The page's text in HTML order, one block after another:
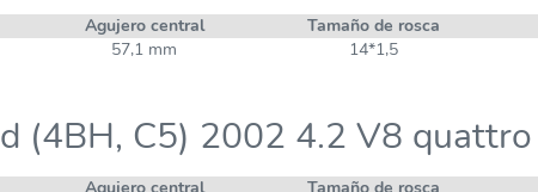
Agujero central Tamaño de rosca
57,1 mm 14*1,5
(4BH, C5) 2002 4.2 V8 quattro